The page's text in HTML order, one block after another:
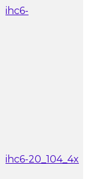
ihc6-
ihc6-20_104_4x